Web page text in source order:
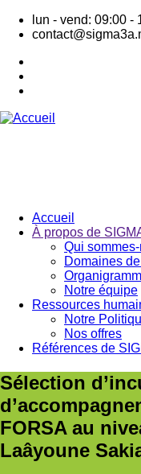
Aller
principal
lun - vend: 09:00 -
Navigation
principale
Accueil
À propos de
Qui
Domaines
Notre équipe
Ressources
Notre
Nos offres
Références de
Sélection
FORSA au
Laâyoune